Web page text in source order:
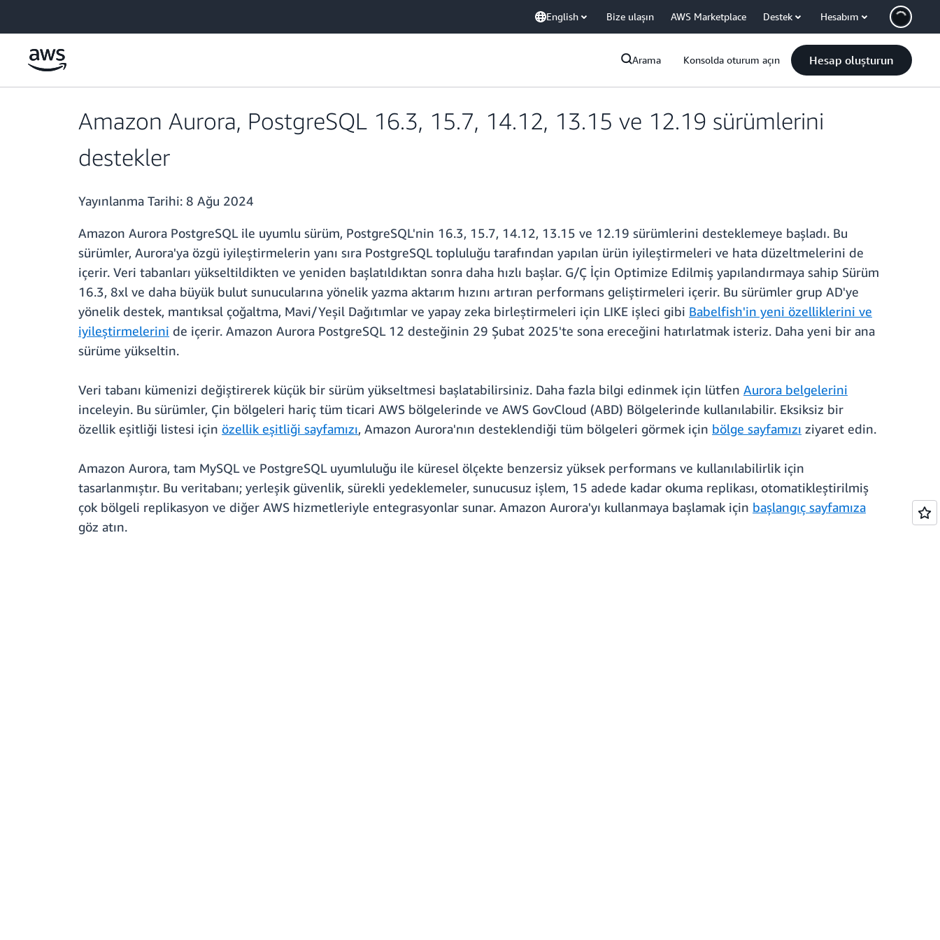
English Bize ulaşın AWS Marketplace Destek Hesabım
Arama Konsolda oturum açın Hesap oluşturun
Amazon Aurora, PostgreSQL 16.3, 15.7, 14.12, 13.15 ve 12.19 sürümlerini
destekler
Yayınlanma Tarihi: 8 Ağu 2024
Amazon Aurora PostgreSQL ile uyumlu sürüm, PostgreSQL'nin 16.3, 15.7, 14.12, 13.15 ve 12.19 sürümlerini desteklemeye başladı. Bu
sürümler, Aurora'ya özgü iyileştirmelerin yanı sıra PostgreSQL topluluğu tarafından yapılan ürün iyileştirmeleri ve hata düzeltmelerini de
içerir. Veri tabanları yükseltildikten ve yeniden başlatıldıktan sonra daha hızlı başlar. G/Ç İçin Optimize Edilmiş yapılandırmaya sahip Sürüm
16.3, 8xl ve daha büyük bulut sunucularına yönelik yazma aktarım hızını artıran performans geliştirmeleri içerir. Bu sürümler grup AD'ye
yönelik destek, mantıksal çoğaltma, Mavi/Yeşil Dağıtımlar ve yapay zeka birleştirmeleri için LIKE işleci gibi Babelfish'in yeni özelliklerini ve
iyileştirmelerini de içerir. Amazon Aurora PostgreSQL 12 desteğinin 29 Şubat 2025'te sona ereceğini hatırlatmak isteriz. Daha yeni bir ana
sürüme yükseltin.
Veri tabanı kümenizi değiştirerek küçük bir sürüm yükseltmesi başlatabilirsiniz. Daha fazla bilgi edinmek için lütfen Aurora belgelerini
inceleyin. Bu sürümler, Çin bölgeleri hariç tüm ticari AWS bölgelerinde ve AWS GovCloud (ABD) Bölgelerinde kullanılabilir. Eksiksiz bir
özellik eşitliği listesi için özellik eşitliği sayfamızı, Amazon Aurora'nın desteklendiği tüm bölgeleri görmek için bölge sayfamızı ziyaret edin.
Amazon Aurora, tam MySQL ve PostgreSQL uyumluluğu ile küresel ölçekte benzersiz yüksek performans ve kullanılabilirlik için
tasarlanmıştır. Bu veritabanı; yerleşik güvenlik, sürekli yedeklemeler, sunucusuz işlem, 15 adede kadar okuma replikası, otomatikleştirilmiş
çok bölgeli replikasyon ve diğer AWS hizmetleriyle entegrasyonlar sunar. Amazon Aurora'yı kullanmaya başlamak için başlangıç sayfamıza
göz atın.